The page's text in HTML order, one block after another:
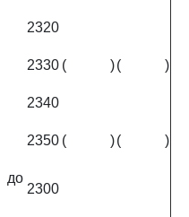
2320
2330 ( )( )
2340
2350 ( )( )
2300